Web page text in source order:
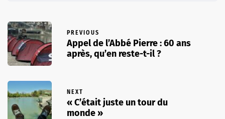
PREVIOUS
Appel de l’Abbé Pierre : 60 ans
après, qu’en reste-t-il ?
NEXT
« C’était juste un tour du
monde »